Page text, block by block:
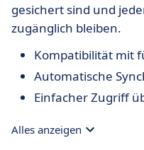
gesichert sind und
zugänglich bleiben.
Kompatibilität mit
Automatische
Einfacher Zugriff
Alles anzeigen